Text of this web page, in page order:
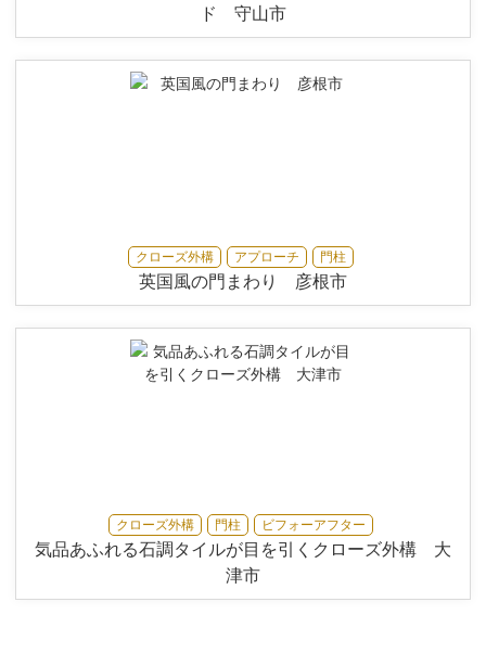
ド 守山市
クローズ外構 アプローチ 門柱
英国風の門まわり 彦根市
クローズ外構 門柱 ビフォーアフター
気品あふれる石調タイルが目を引くクローズ外構 大
津市